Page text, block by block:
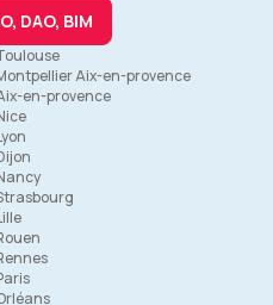
DAO, BIM
Aix-en-provence
en-provence